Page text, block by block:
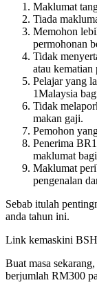
Maklumat
Tiada
Memohon
permohonan
Tidak
atau kematian
Pelajar yang
1Malaysia
Tidak
makan gaji.
Pemohon
Penerima
maklumat
Maklumat
pengenalan
Sebab itulah
anda tahun ini.
Link kemaskini
Buat masa
berjumlah RM300